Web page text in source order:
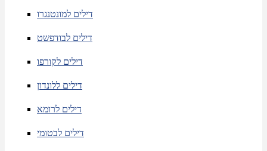
דילים למונטנגרו
דילים לבודפשט
דילים לקורפו
דילים ללונדון
דילים לרומא
דילים לבטומי